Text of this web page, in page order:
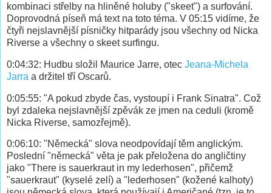
kombinaci střelby na hliněné holuby ("skeet") a surfování.
Doprovodná píseň má text na toto téma. V 05:15 vidíme, že
čtyři nejslavnější písničky hitparády jsou všechny od Nicka
Riverse a všechny o skeet surfingu.
0:04:32: Hudbu složil Maurice Jarre, otec Jeana-Michela
Jarra a držitel tří Oscarů.
0:05:55: "A pokud zbyde čas, vystoupí i Frank Sinatra". Což
byl zdaleka nejslavnější zpěvák ze jmen na ceduli (kromě
Nicka Riverse, samozřejmě).
0:06:10: "Německá" slova neodpovídají těm anglickým.
Poslední "německá" věta je pak přeložena do angličtiny
jako "There is sauerkraut in my lederhosen", přičemž
"sauerkraut" (kyselé zelí) a "lederhosen" (kožené kalhoty)